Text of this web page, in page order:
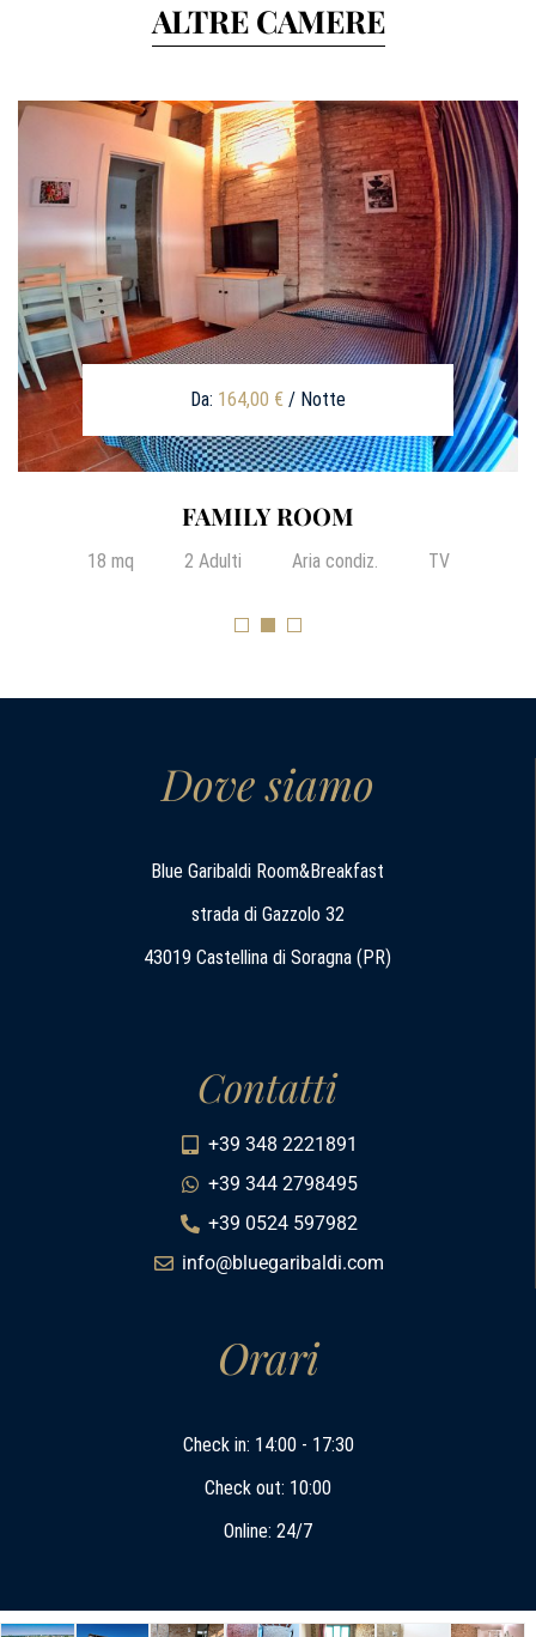
ALTRE CAMERE
Da: 164,00 € / Notte
FAMILY ROOM
18 mq 2 Adulti Aria condiz. TV
Dove siamo
Blue Garibaldi Room&Breakfast
strada di Gazzolo 32
43019 Castellina di Soragna (PR)
Contatti
+39 348 2221891
+39 344 2798495
+39 0524 597982
info@bluegaribaldi.com
Orari
Check in: 14:00 - 17:30
Check out: 10:00
Online: 24/7